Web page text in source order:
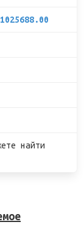
найти